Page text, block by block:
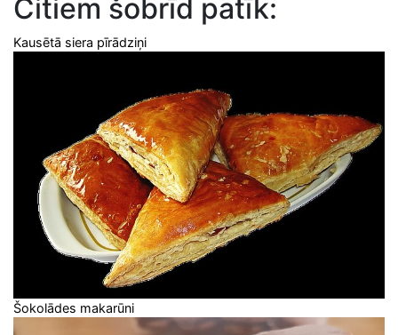
Citiem šobrīd patīk:
Kausētā siera pīrādziņi
Šokolādes makarūni